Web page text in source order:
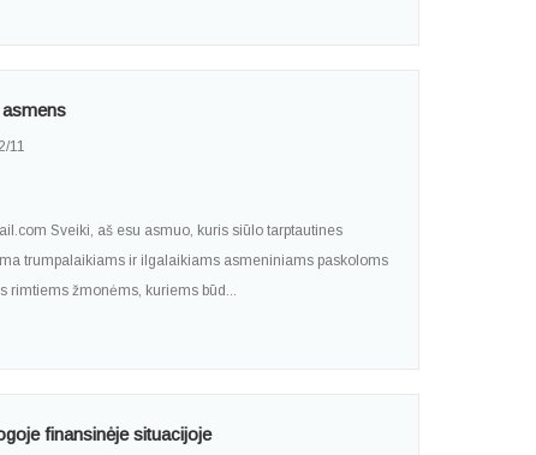
11
Sveiki, aš esu asmuo, kuris siūlo tarptautines
trumpalaikiams ir ilgalaikiams asmeniniams paskoloms
rimtiems žmonėms, kuriems būd...
finansinėje situacijoje